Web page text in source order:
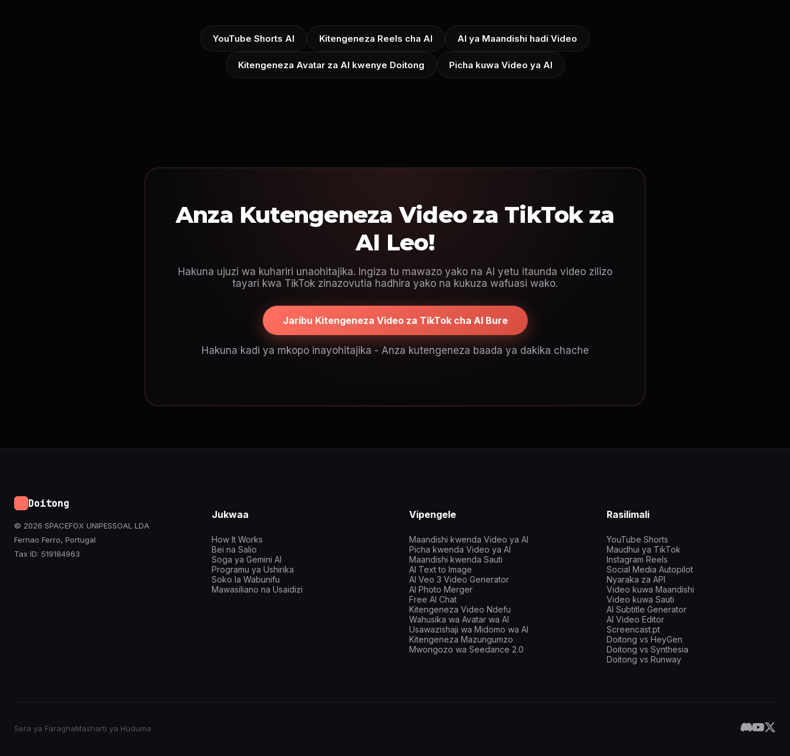
YouTube Shorts AI Kitengeneza Reels cha AI AI ya Maandishi hadi Video
Kitengeneza Avatar za AI kwenye Doitong Picha kuwa Video ya AI
Anza Kutengeneza Video za TikTok za
AI Leo!
Hakuna ujuzi wa kuhariri unaohitajika. Ingiza tu mawazo yako na AI yetu itaunda video zilizo
tayari kwa TikTok zinazovutia hadhira yako na kukuza wafuasi wako.
Jaribu Kitengeneza Video za TikTok cha AI Bure
Hakuna kadi ya mkopo inayohitajika - Anza kutengeneza baada ya dakika chache
Doitong
© 2026 SPACEFOX UNIPESSOAL LDA
Fernao Ferro, Portugal
Tax ID: 519184963
Jukwaa
How It Works
Bei na Salio
Soga ya Gemini AI
Programu ya Ushirika
Soko la Wabunifu
Mawasiliano na Usaidizi
Vipengele
Maandishi kwenda Video ya AI
Picha kwenda Video ya AI
Maandishi kwenda Sauti
AI Text to Image
AI Veo 3 Video Generator
AI Photo Merger
Free AI Chat
Kitengeneza Video Ndefu
Wahusika wa Avatar wa AI
Usawazishaji wa Midomo wa AI
Kitengeneza Mazungumzo
Mwongozo wa Seedance 2.0
Rasilimali
YouTube Shorts
Maudhui ya TikTok
Instagram Reels
Social Media Autopilot
Nyaraka za API
Video kuwa Maandishi
Video kuwa Sauti
AI Subtitle Generator
AI Video Editor
Screencast.pt
Doitong vs HeyGen
Doitong vs Synthesia
Doitong vs Runway
Sera ya FaraghaMasharti ya Huduma